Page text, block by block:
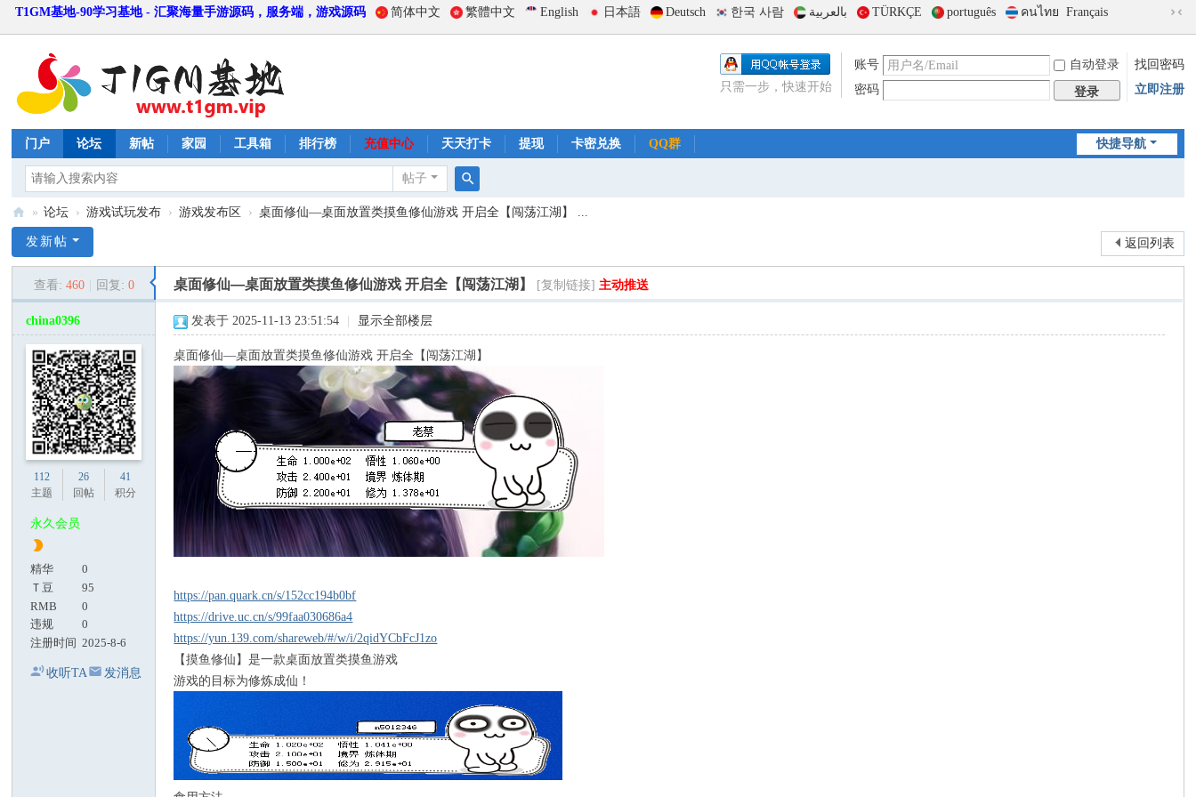
T1GM基地-90学习基地 - 汇聚海量手游源码，服务端，游戏源码 简体中文 繁體中文 English 日本語 Deutsch 한국 사람 بالعربية TÜRKÇE português คนไทย Français
到
版
账号 自动登录
找回密码
密码
登录 立即注册
只需一步，快速开始
快捷导航
门户 论坛 新帖 家园 工具箱 排行榜 充值中心 天天打卡 提现 卡密兑换 QQ群
帖子
搜
1
» 论坛 › 游戏试玩发布 › 游戏发布区 › 桌面修仙—桌面放置类摸鱼修仙游戏 开启全【闯荡江湖】 ...
返回列表
发新帖
查看: 460 回复: 0 桌面修仙—桌面放置类摸鱼修仙游戏 开启全【闯荡江湖】 [复制链接] 主动推送
china0396
112
主题
26
回帖
41
积分
永久会员
精华
0
Ｔ豆
95
RMB
0
违规
0
注册时间 2025-8-6
收听TA 发消息
发表于 2025-11-13 23:51:54 显示全部楼层
桌面修仙—桌面放置类摸鱼修仙游戏 开启全【闯荡江湖】
https://pan.quark.cn/s/152cc194b0bf
https://drive.uc.cn/s/99faa030686a4
https://yun.139.com/shareweb/#/w/i/2qidYCbFcJ1zo
【摸鱼修仙】是一款桌面放置类摸鱼游戏
游戏的目标为修炼成仙！